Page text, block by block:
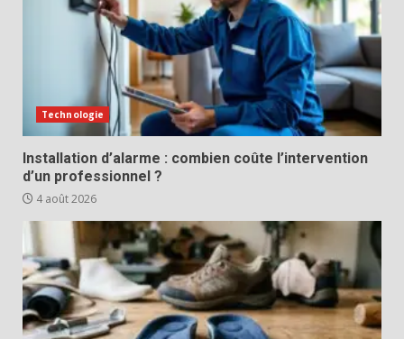
Technologie
Installation d’alarme : combien coûte l’intervention
d’un professionnel ?
4 août 2026